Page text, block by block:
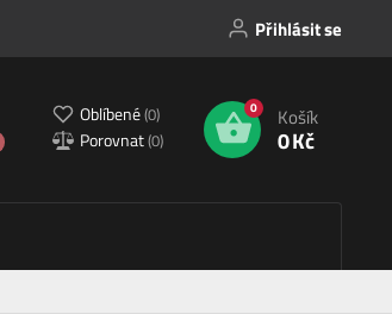
Přihlásit se
Oblíbené(0)
Porovnat(0)
0 Košík
0 Kč